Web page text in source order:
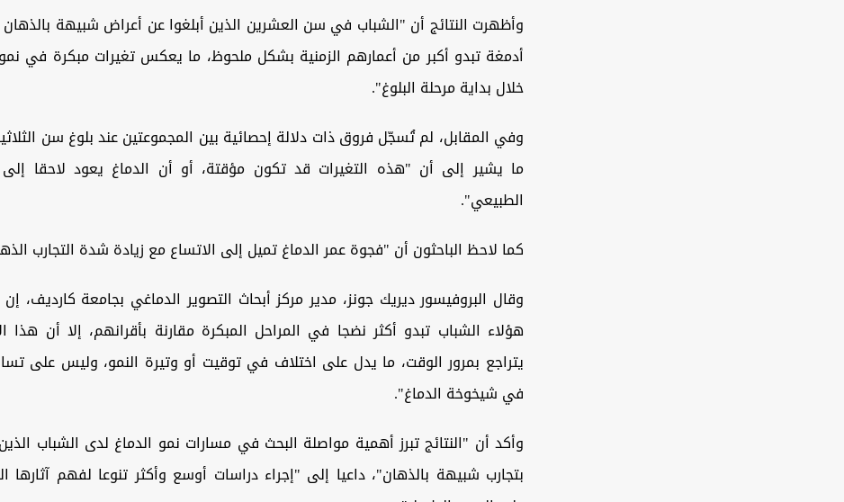
وأظهرت النتائج أن "الشباب في سن العشرين الذين أبلغوا عن أعراض شبيهة بالذهان
أدمغة تبدو أكبر من أعمارهم الزمنية بشكل ملحوظ، ما يعكس تغيرات مبكرة في
خلال بداية مرحلة البلوغ".
وفي المقابل، لم تُسجّل فروق ذات دلالة إحصائية بين المجموعتين عند بلوغ سن
ما يشير إلى أن "هذه التغيرات قد تكون مؤقتة، أو أن الدماغ يعود لاحقا
الطبيعي".
كما لاحظ الباحثون أن "فجوة عمر الدماغ تميل إلى الاتساع مع زيادة شدة التجارب
وقال البروفيسور ديريك جونز، مدير مركز أبحاث التصوير الدماغي بجامعة كارديف،
هؤلاء الشباب تبدو أكثر نضجا في المراحل المبكرة مقارنة بأقرانهم، إلا أن هذا
يتراجع بمرور الوقت، ما يدل على اختلاف في توقيت أو وتيرة النمو، وليس على
في شيخوخة الدماغ".
وأكد أن "النتائج تبرز أهمية مواصلة البحث في مسارات نمو الدماغ لدى الشباب
بتجارب شبيهة بالذهان"، داعيا إلى "إجراء دراسات أوسع وأكثر تنوعا لفهم آثارها